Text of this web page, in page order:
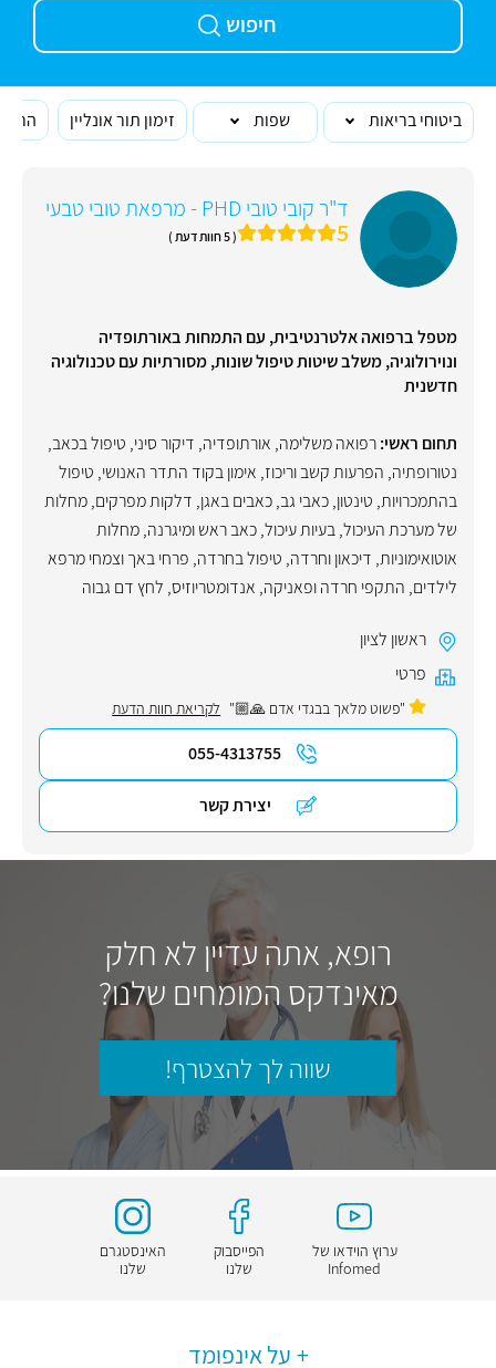
חיפוש
ביטוחי בריאות שפות זימון תור אונליין
ד"ר קובי טובי PHD - מרפאת טובי טבעי
5 ( 5 חוות דעת )
מטפל ברפואה אלטרנטיבית, עם התמחות באורתופדיה
ונוירולוגיה, משלב שיטות טיפול שונות, מסורתיות עם טכנולוגיה
חדשנית
תחום ראשי:רפואה משלימה, אורתופדיה, דיקור סיני, טיפול בכאב,
נטורופתיה, הפרעות קשב וריכוז, אימון בקוד התדר האנושי, טיפול
בהתמכרויות, טינטון,כאבי גב,כאבים באגן, דלקות מפרקים,מחלות
של מערכת העיכול,בעיות עיכול,כאב ראש ומיגרנה,מחלות
אוטואימוניות, דיכאון וחרדה, טיפול בחרדה, פרחי באך וצמחי מרפא
לילדים, התקפי חרדה ופאניקה, אנדומטריוזיס, לחץ דם גבוה
ראשון לציון
פרטי
"פשוט מלאך בבגדי אדם 🙏🏼" לקריאת חוות הדעת
055-4313755
יצירת קשר
רופא, אתה עדיין לא חלק
מאינדקס המומחים שלנו?
שווה לך להצטרף!
ערוץ הוידאו של
Infomed
הפייסבוק
שלנו
האינסטגרם
שלנו
על אינפומד